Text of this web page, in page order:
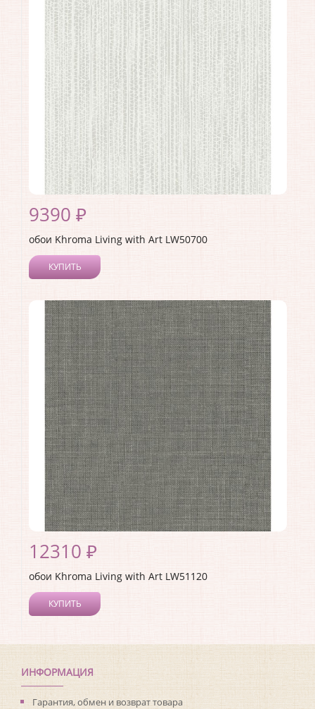
Материал покрытия: Акриловое
Страна:
США
Материал основы:Бумага
Раппорт: 60
9390 ₽
обои Khroma Living with Art LW50700
КУПИТЬ
Коллекция:Living with Art
Длина рулона:8.23
Ширина рулона:0.68
Материал покрытия:Акриловое
Страна:США
Материал основы:Бумага
Раппорт:53
12310 ₽
обои Khroma Living with Art LW51120
КУПИТЬ
Длина рулона:
8.23
Ширина рулона: 0.68
Материал покрытия:Виниловое
Страна:США
ИНФОРМАЦИЯ
Гарантия, обмен и возврат товара